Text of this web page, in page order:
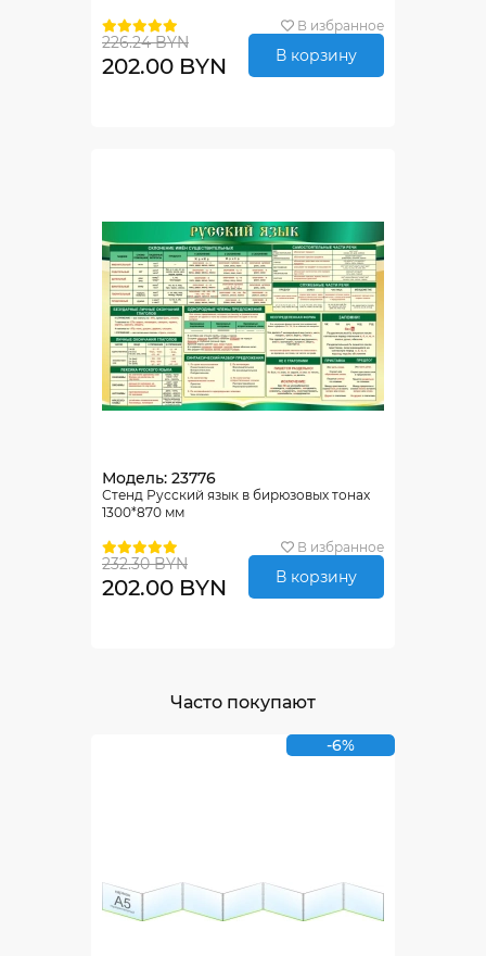
В избранное
226.24 BYN
202.00 BYN В корзину
Модель: 23776
Стенд Русский язык в бирюзовых тонах
1300*870 мм
В избранное
232.30 BYN
202.00 BYN В корзину
Часто покупают
-6%